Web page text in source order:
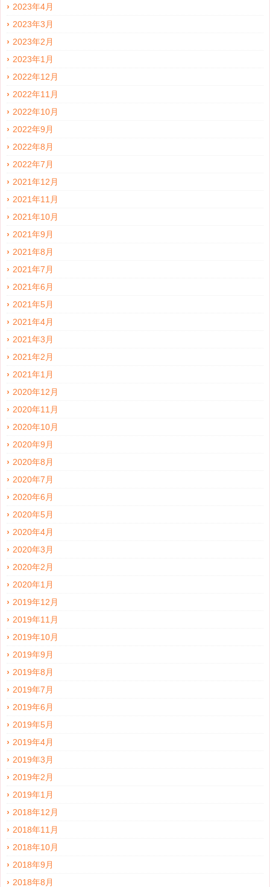
2023年4月
2023年3月
2023年2月
2023年1月
2022年12月
2022年11月
2022年10月
2022年9月
2022年8月
2022年7月
2021年12月
2021年11月
2021年10月
2021年9月
2021年8月
2021年7月
2021年6月
2021年5月
2021年4月
2021年3月
2021年2月
2021年1月
2020年12月
2020年11月
2020年10月
2020年9月
2020年8月
2020年7月
2020年6月
2020年5月
2020年4月
2020年3月
2020年2月
2020年1月
2019年12月
2019年11月
2019年10月
2019年9月
2019年8月
2019年7月
2019年6月
2019年5月
2019年4月
2019年3月
2019年2月
2019年1月
2018年12月
2018年11月
2018年10月
2018年9月
2018年8月